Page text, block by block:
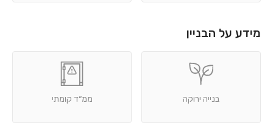
מידע על הבניין
בנייה ירוקה ממ״ד קומתי